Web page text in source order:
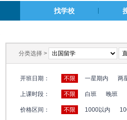
找学校
分类选择 >
开班日期： 不限 一星期内 两
上课时段： 不限 白班 晚班
价格区间： 不限 1000以内